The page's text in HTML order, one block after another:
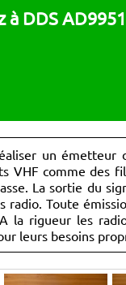
à DDS
un émetteur
VHF comme des
La sortie du
Toute
la rigueur les
leurs besoins